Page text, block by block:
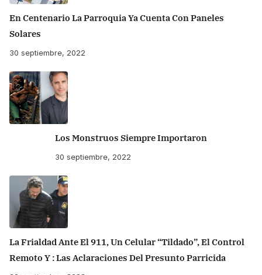
En Centenario La Parroquia Ya Cuenta Con Paneles
Solares
30 septiembre, 2022
Los Monstruos Siempre Importaron
30 septiembre, 2022
La Frialdad Ante El 911, Un Celular “tildado”, El Control
Remoto Y : Las Aclaraciones Del Presunto Parricida